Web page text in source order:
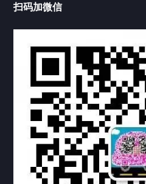
上海东方公证处海牙认证
上海黄浦公证处海牙认证
上海临港公证处海牙认证
上海卢湾公证处海牙认证
上海嘉定公证处海牙认证
扫码加微信